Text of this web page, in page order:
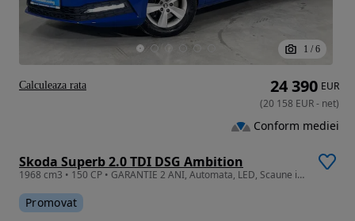
1 / 6
Skoda Superb 2.0 TDI DSG Ambition
1968 cm3 • 150 CP • GARANTIE 2 ANI, Automata, LED, Scaune incalzite
Promovat
24 390 EUR
(20 158 EUR- net)
Conform mediei
Calculeaza rata